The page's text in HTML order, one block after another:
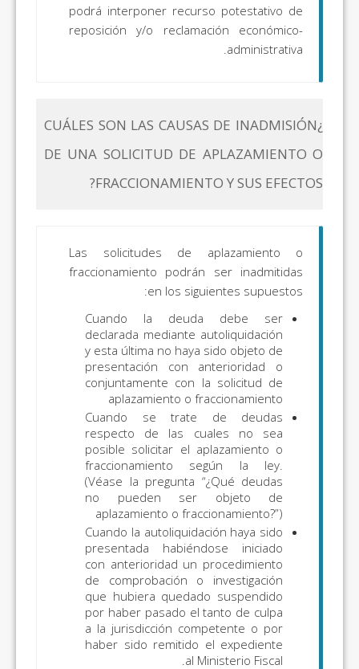
podrá interponer recurso potestativo de
reposición y/o reclamación económico-
administrativa.
¿CUÁLES SON LAS CAUSAS DE INADMISIÓN
DE UNA SOLICITUD DE APLAZAMIENTO O
FRACCIONAMIENTO Y SUS EFECTOS?
Las solicitudes de aplazamiento o
fraccionamiento podrán ser inadmitidas
en los siguientes supuestos:
Cuando la deuda debe ser
declarada mediante autoliquidación
y esta última no haya sido objeto de
presentación con anterioridad o
conjuntamente con la solicitud de
aplazamiento o fraccionamiento
Cuando se trate de deudas
respecto de las cuales no sea
posible solicitar el aplazamiento o
fraccionamiento según la ley.
(Véase la pregunta “¿Qué deudas
no pueden ser objeto de
aplazamiento o fraccionamiento?”)
Cuando la autoliquidación haya sido
presentada habiéndose iniciado
con anterioridad un procedimiento
de comprobación o investigación
que hubiera quedado suspendido
por haber pasado el tanto de culpa
a la jurisdicción competente o por
haber sido remitido el expediente
al Ministerio Fiscal.